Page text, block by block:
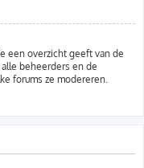
een overzicht geeft van de
beheerders en de
forums ze modereren.